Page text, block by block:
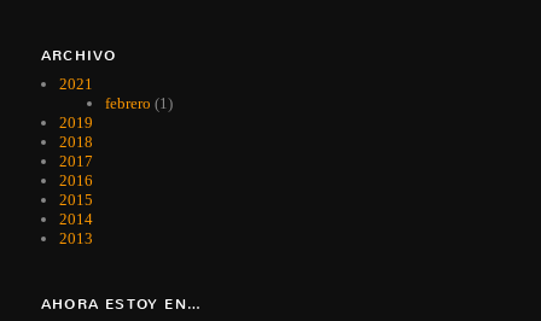
ARCHIVO
2021
febrero (1)
2019
2018
2017
2016
2015
2014
2013
AHORA ESTOY EN…